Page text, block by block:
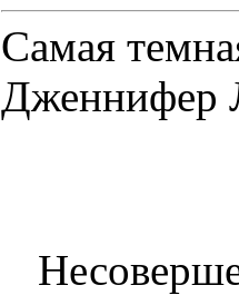
Самая
Дженнифер